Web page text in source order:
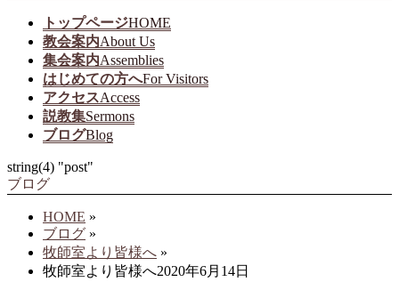
トップページHOME
教会案内About Us
集会案内Assemblies
はじめての方へFor Visitors
アクセスAccess
説教集Sermons
ブログBlog
string(4) "post"
ブログ
HOME »
ブログ »
牧師室より皆様へ »
牧師室より皆様へ2020年6月14日